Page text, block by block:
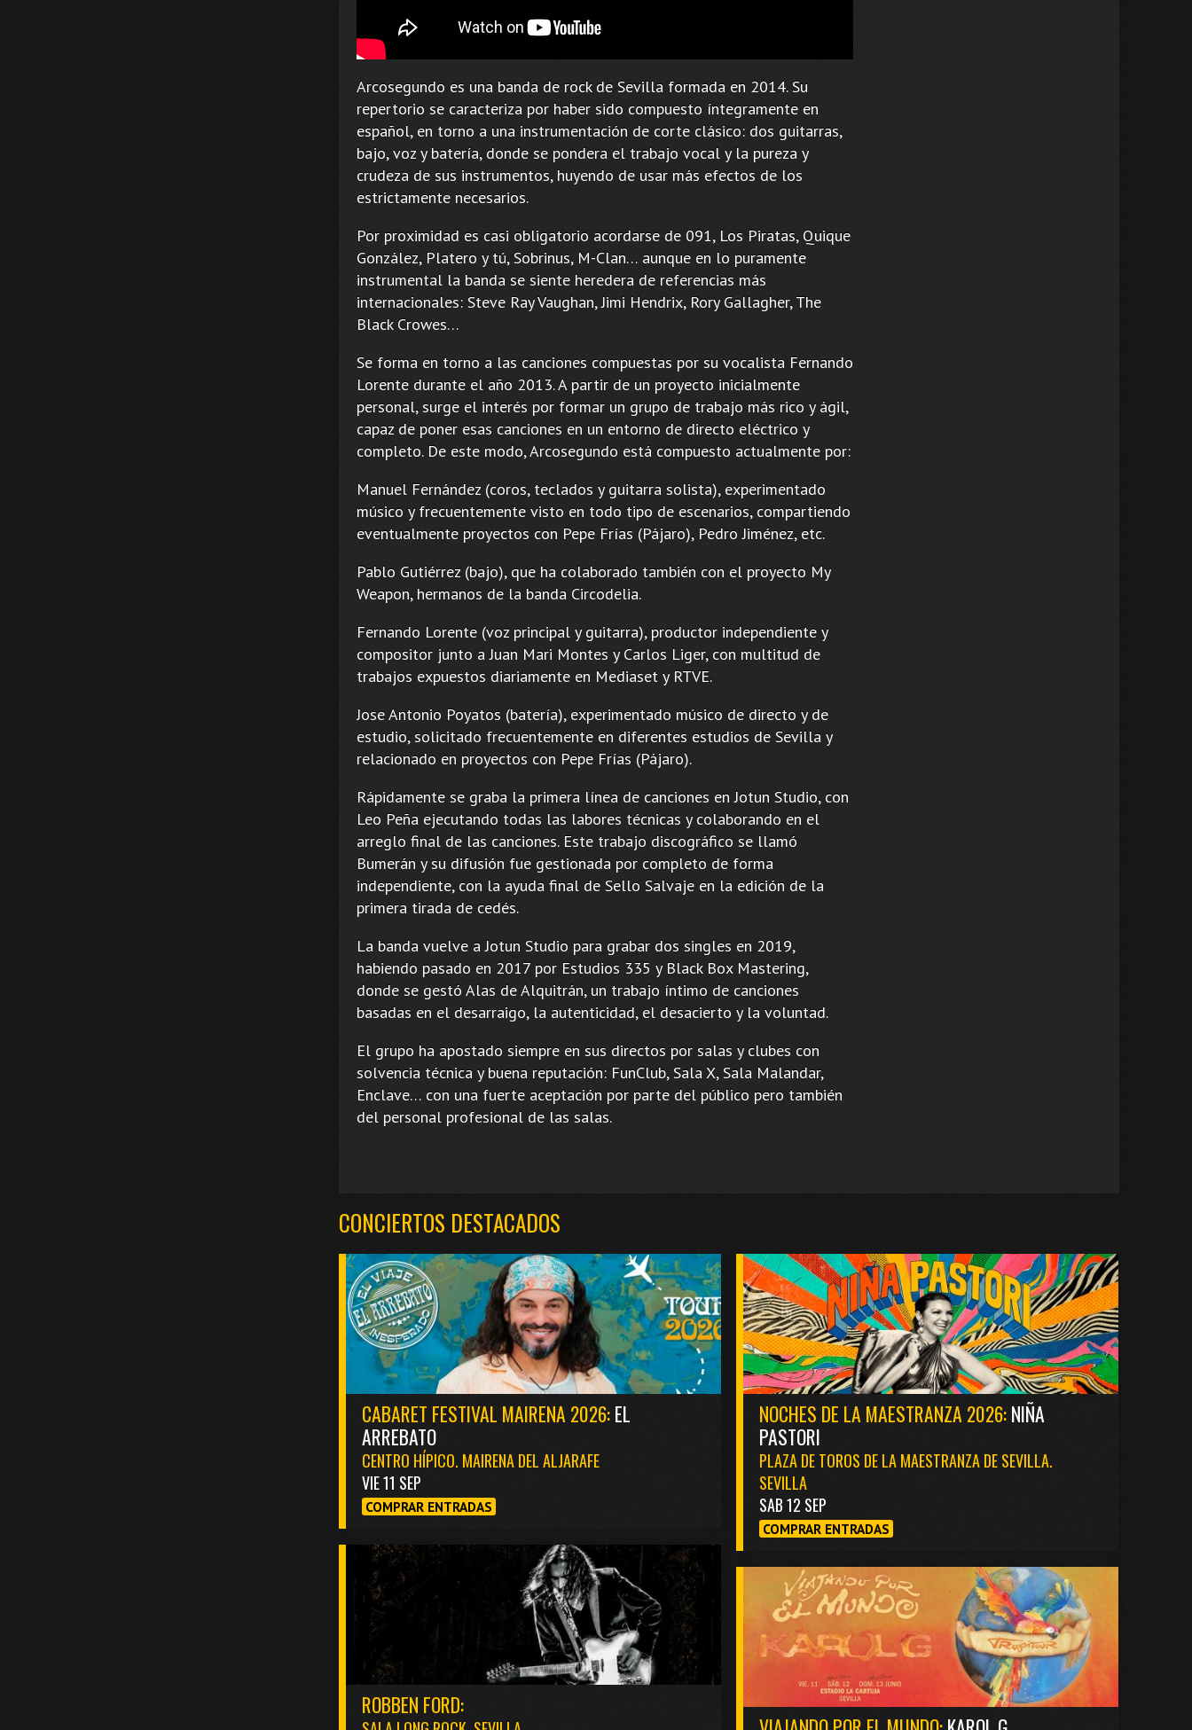
Arcosegundo es una banda de rock de Sevilla formada en 2014. Su
repertorio se caracteriza por haber sido compuesto íntegramente en
español, en torno a una instrumentación de corte clásico: dos guitarras,
bajo, voz y batería, donde se pondera el trabajo vocal y la pureza y
crudeza de sus instrumentos, huyendo de usar más efectos de los
estrictamente necesarios.
Por proximidad es casi obligatorio acordarse de 091, Los Piratas, Quique
González, Platero y tú, Sobrinus, M-Clan… aunque en lo puramente
instrumental la banda se siente heredera de referencias más
internacionales: Steve Ray Vaughan, Jimi Hendrix, Rory Gallagher, The
Black Crowes…
Se forma en torno a las canciones compuestas por su vocalista Fernando
Lorente durante el año 2013. A partir de un proyecto inicialmente
personal, surge el interés por formar un grupo de trabajo más rico y ágil,
capaz de poner esas canciones en un entorno de directo eléctrico y
completo. De este modo, Arcosegundo está compuesto actualmente por:
Manuel Fernández (coros, teclados y guitarra solista), experimentado
músico y frecuentemente visto en todo tipo de escenarios, compartiendo
eventualmente proyectos con Pepe Frías (Pájaro), Pedro Jiménez, etc.
Pablo Gutiérrez (bajo), que ha colaborado también con el proyecto My
Weapon, hermanos de la banda Circodelia.
Fernando Lorente (voz principal y guitarra), productor independiente y
compositor junto a Juan Mari Montes y Carlos Liger, con multitud de
trabajos expuestos diariamente en Mediaset y RTVE.
Jose Antonio Poyatos (batería), experimentado músico de directo y de
estudio, solicitado frecuentemente en diferentes estudios de Sevilla y
relacionado en proyectos con Pepe Frías (Pájaro).
Rápidamente se graba la primera línea de canciones en Jotun Studio, con
Leo Peña ejecutando todas las labores técnicas y colaborando en el
arreglo final de las canciones. Este trabajo discográfico se llamó
Bumerán y su difusión fue gestionada por completo de forma
independiente, con la ayuda final de Sello Salvaje en la edición de la
primera tirada de cedés.
La banda vuelve a Jotun Studio para grabar dos singles en 2019,
habiendo pasado en 2017 por Estudios 335 y Black Box Mastering,
donde se gestó Alas de Alquitrán, un trabajo íntimo de canciones
basadas en el desarraigo, la autenticidad, el desacierto y la voluntad.
El grupo ha apostado siempre en sus directos por salas y clubes con
solvencia técnica y buena reputación: FunClub, Sala X, Sala Malandar,
Enclave… con una fuerte aceptación por parte del público pero también
del personal profesional de las salas.
CONCIERTOS DESTACADOS
CABARET FESTIVAL MAIRENA 2026:EL
ARREBATO
CENTRO HÍPICO. MAIRENA DEL ALJARAFE
VIE 11 SEP
COMPRAR ENTRADAS
NOCHES DE LA MAESTRANZA 2026:NIÑA
PASTORI
PLAZA DE TOROS DE LA MAESTRANZA DE SEVILLA.
SEVILLA
SAB 12 SEP
COMPRAR ENTRADAS
ROBBEN FORD: